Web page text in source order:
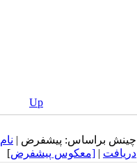
Up
چينش براساس: پيشفرض | نام
دريافت | [معكوس پيشفرض]